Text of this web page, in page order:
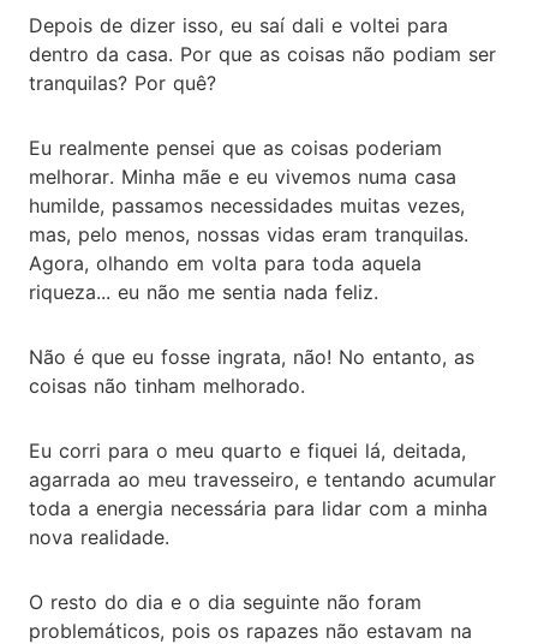
Depois de dizer isso, eu saí dali e voltei para
dentro da casa. Por que as coisas não podiam ser
tranquilas? Por quê?
Eu realmente pensei que as coisas poderiam
melhorar. Minha mãe e eu vivemos numa casa
humilde, passamos necessidades muitas vezes,
mas, pelo menos, nossas vidas eram tranquilas.
Agora, olhando em volta para toda aquela
riqueza... eu não me sentia nada feliz.
Não é que eu fosse ingrata, não! No entanto, as
coisas não tinham melhorado.
Eu corri para o meu quarto e fiquei lá, deitada,
agarrada ao meu travesseiro, e tentando acumular
toda a energia necessária para lidar com a minha
nova realidade.
O resto do dia e o dia seguinte não foram
problemáticos, pois os rapazes não estavam na